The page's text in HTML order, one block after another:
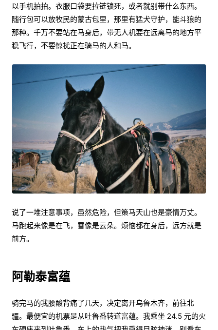
以手机拍拍。衣服口袋要拉链锁死，或者就别带什么东西。
随行包可以放牧民的蒙古包里，那里有猛犬守护，能斗狼的
那种。千万不要站在马身后，带无人机要在远离马的地方平
稳飞行，不要惊扰正在骑马的人和马。
说了一堆注意事项，虽然危险，但策马天山也是豪情万丈。
马跑起来像是在飞，雪像是云朵。烦恼都在身后，远方就是
前方。
阿勒泰富蕴
骑完马的我腰酸背痛了几天，决定离开乌鲁木齐，前往北
疆。最便宜的机票是从吐鲁番转道富蕴。我乘坐 24.5 元的火